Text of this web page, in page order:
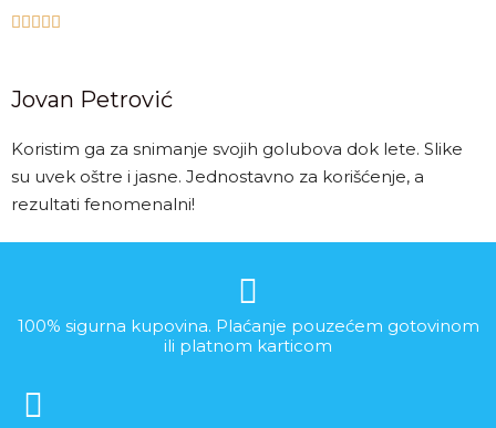
    
Jovan Petrović
Koristim ga za snimanje svojih golubova dok lete. Slike
su uvek oštre i jasne. Jednostavno za korišćenje, a
rezultati fenomenalni!
100% sigurna kupovina. Plaćanje pouzećem gotovinom
ili platnom karticom